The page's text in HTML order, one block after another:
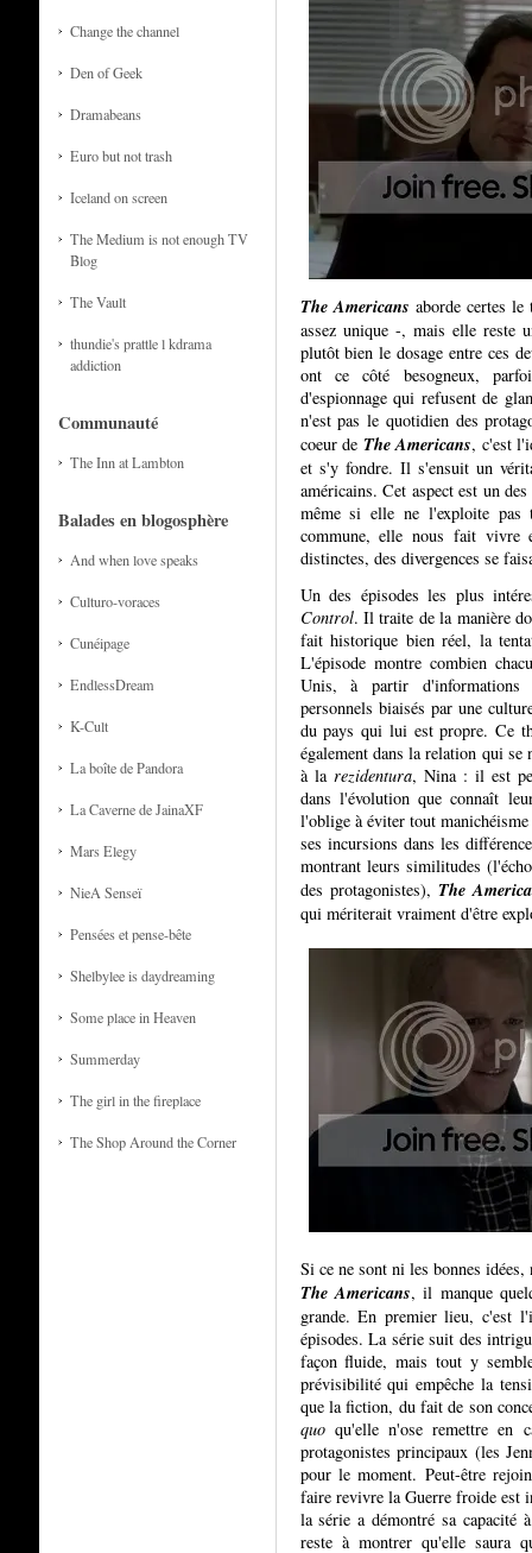
Change the channel
Den of Geek
Dramabeans
Euro but not trash
Iceland on screen
The Medium is not enough TV
Blog
The Vault
thundie's prattle l kdrama
addiction
Communauté
The Inn at Lambton
Balades en blogosphère
And when love speaks
Culturo-voraces
Cunéipage
EndlessDream
K-Cult
La boîte de Pandora
La Caverne de JainaXF
Mars Elegy
NieA Senseï
Pensées et pense-bête
Shelbylee is daydreaming
Some place in Heaven
Summerday
The girl in the fireplace
The Shop Around the Corner
The Americans aborde certes le
assez unique -, mais elle reste
plutôt bien le dosage entre ces
ont ce côté besogneux,
d'espionnage qui refusent de
n'est pas le quotidien des
coeur de The Americans, c'est
et s'y fondre. Il s'ensuit un
américains. Cet aspect est un
même si elle ne l'exploite pas
commune, elle nous fait vivre
distinctes, des divergences se
Un des épisodes les plus
Control. Il traite de la manière
fait historique bien réel, la
L'épisode montre combien
Unis, à partir d'informations
personnels biaisés par une
du pays qui lui est propre. Ce
également dans la relation qui
à la rezidentura, Nina : il est
dans l'évolution que connaît
l'oblige à éviter tout manichéisme
ses incursions dans les
montrant leurs similitudes
des protagonistes), The
qui mériterait vraiment d'être
Si ce ne sont ni les bonnes
The Americans, il manque
grande. En premier lieu, c'est
épisodes. La série suit des
façon fluide, mais tout y
prévisibilité qui empêche la
que la fiction, du fait de son
quoqu'elle n'ose remettre en
protagonistes principaux (les
pour le moment. Peut-être
faire revivre la Guerre froide est
la série a démontré sa
reste à montrer qu'elle saura